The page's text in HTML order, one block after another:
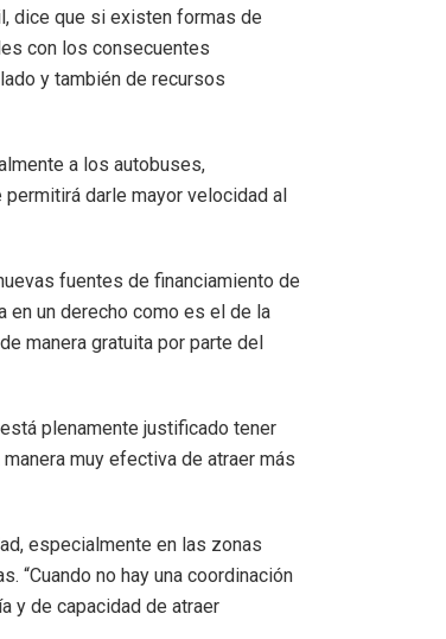
dice que si existen formas de
con los consecuentes
y también de recursos
a los autobuses,
darle mayor velocidad al
fuentes de financiamiento de
en un derecho como es el de la
manera gratuita por parte del
plenamente justificado tener
muy efectiva de atraer más
especialmente en las zonas
“Cuando no hay una coordinación
y de capacidad de atraer